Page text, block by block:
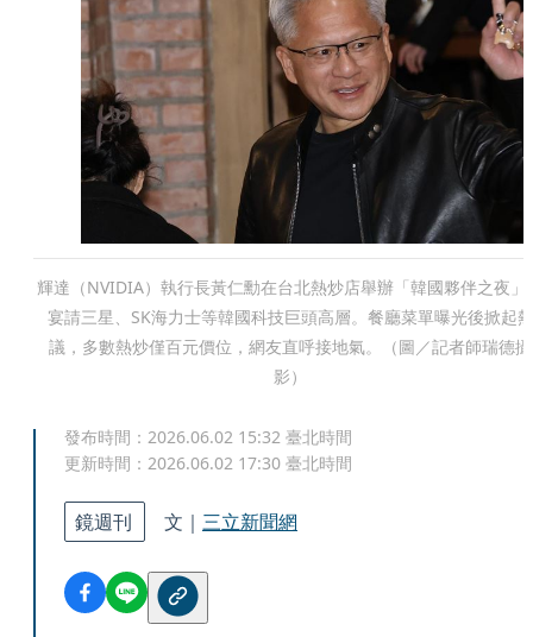
輝達（NVIDIA）執行長黃仁勳在台北熱炒店舉辦「韓國夥伴之夜」
宴請三星、SK海力士等韓國科技巨頭高層。餐廳菜單曝光後掀起熱
議，多數熱炒僅百元價位，網友直呼接地氣。（圖／記者師瑞德攝
影）
發布時間： 2026.06.02 15:32 臺北時間
更新時間： 2026.06.02 17:30 臺北時間
鏡週刊 文｜ 三立新聞網